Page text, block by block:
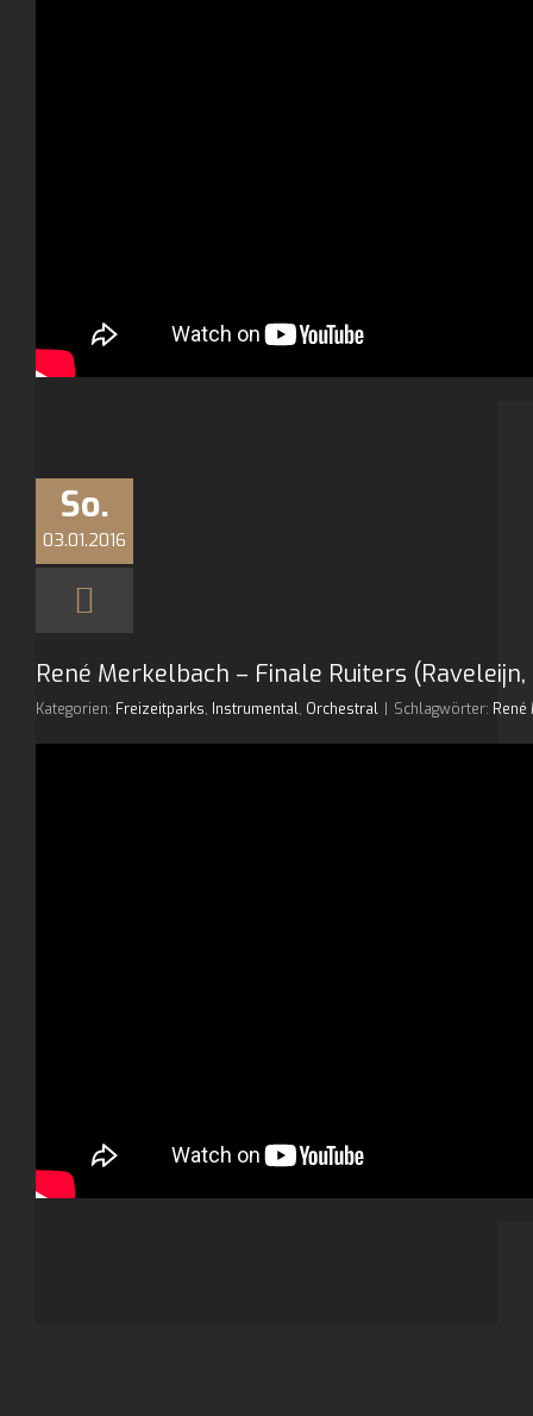
So.
03.01.2016
René Merkelbach – Finale Ruiters
Kategorien: Freizeitparks, Instrumental, Orchestral Schlagwörter: